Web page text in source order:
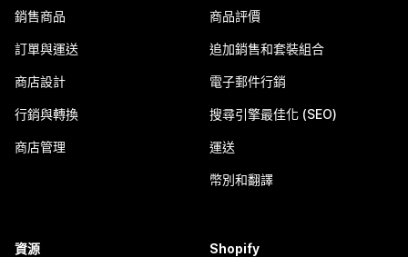
銷售商品
訂單與運送
商店設計
行銷與轉換
商店管理
商品評價
追加銷售和套裝組合
電子郵件行銷
搜尋引擎最佳化 (SEO)
運送
幣別和翻譯
資源 Shopify